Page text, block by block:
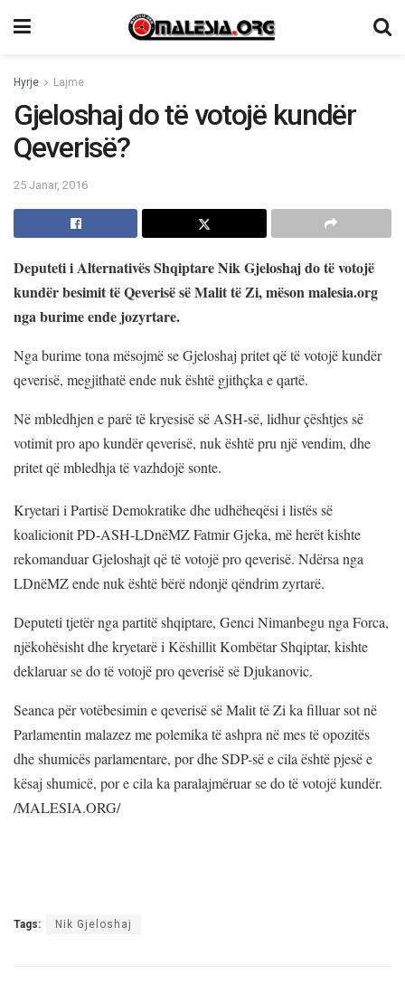
Hyrje Lajme
Gjeloshaj do të votojë kundër
Qeverisë?
25 Janar, 2016
Deputeti i Alternativës Shqiptare Nik Gjeloshaj do të votojë
kundër besimit të Qeverisë së Malit të Zi, mëson malesia.org
nga burime ende jozyrtare.
Nga burime tona mësojmë se Gjeloshaj pritet që të votojë kundër
qeverisë, megjithatë ende nuk është gjithçka e qartë.
Në mbledhjen e parë të kryesisë së ASH-së, lidhur çështjes së
votimit pro apo kundër qeverisë, nuk është pru një vendim, dhe
pritet që mbledhja të vazhdojë sonte.
Kryetari i Partisë Demokratike dhe udhëheqësi i listës së
koalicionit PD-ASH-LDnëMZ Fatmir Gjeka, më herët kishte
rekomanduar Gjeloshajt që të votojë pro qeverisë. Ndërsa nga
LDnëMZ ende nuk është bërë ndonjë qëndrim zyrtarë.
Deputeti tjetër nga partitë shqiptare, Genci Nimanbegu nga Forca,
njëkohësisht dhe kryetarë i Këshillit Kombëtar Shqiptar, kishte
deklaruar se do të votojë pro qeverisë së Djukanovic.
Seanca për votëbesimin e qeverisë së Malit të Zi ka filluar sot në
Parlamentin malazez me polemika të ashpra në mes të opozitës
dhe shumicës parlamentare, por dhe SDP-së e cila është pjesë e
kësaj shumicë, por e cila ka paralajmëruar se do të votojë kundër.
/MALESIA.ORG/
Tags: Nik Gjeloshaj